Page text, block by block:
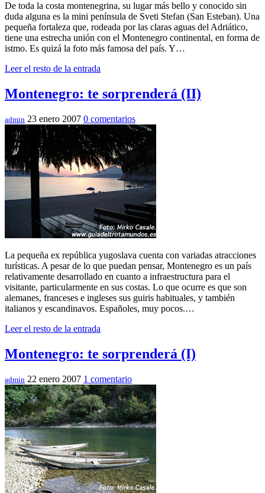
De toda la costa montenegrina, su lugar más bello y conocido sin
duda alguna es la mini pení­nsula de Sveti Stefan (San Esteban). Una
pequeña fortaleza que, rodeada por las claras aguas del Adriático,
tiene una estrecha unión con el Montenegro continental, en forma de
istmo. Es quizá la foto más famosa del paí­s. Y…
Leer el resto de la entrada
Montenegro: te sorprenderá (II)
admin 23 enero 2007 0 comentarios
La pequeña ex república yugoslava cuenta con variadas atracciones
turí­sticas. A pesar de lo que puedan pensar, Montenegro es un paí­s
relativamente desarrollado en cuanto a infraestructura para el
visitante, particularmente en sus costas. Lo que ocurre es que son
alemanes, franceses e ingleses sus guiris habituales, y también
italianos y escandinavos. Españoles, muy pocos.…
Leer el resto de la entrada
Montenegro: te sorprenderá (I)
admin 22 enero 2007 1 comentario